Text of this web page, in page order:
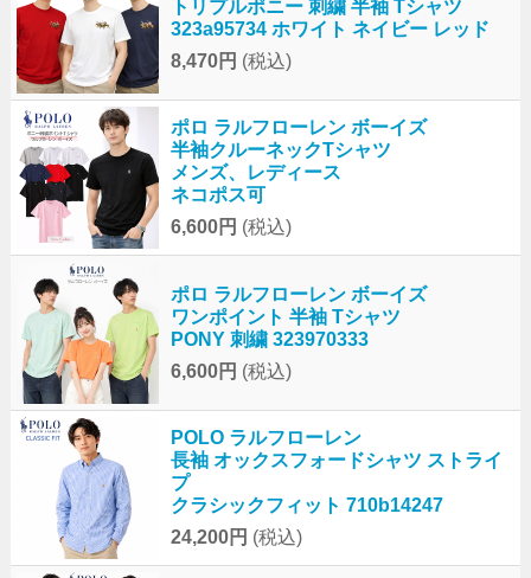
トリプルポニー 刺繍 半袖 Tシャツ
323a95734 ホワイト ネイビー レッド
8,470円 (税込)
ポロ ラルフローレン ボーイズ
半袖クルーネックTシャツ
メンズ、レディース
ネコポス可
6,600円 (税込)
ポロ ラルフローレン ボーイズ
ワンポイント 半袖 Tシャツ
PONY 刺繍 323970333
6,600円 (税込)
POLO ラルフローレン
長袖 オックスフォードシャツ ストライ
プ
クラシックフィット 710b14247
24,200円 (税込)